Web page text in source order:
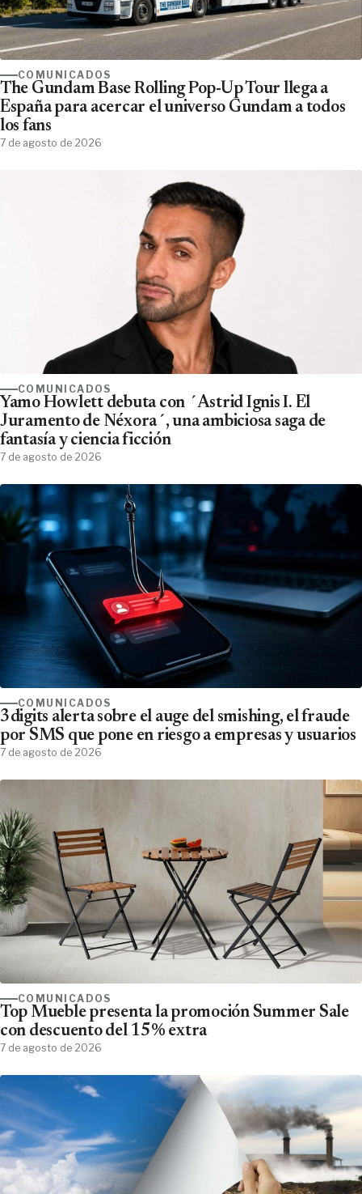
COMUNICADOS
The Gundam Base Rolling Pop-Up Tour llega a
España para acercar el universo Gundam a todos
los fans
7 de agosto de 2026
COMUNICADOS
Yamo Howlett debuta con ´Astrid Ignis I. El
Juramento de Néxora´, una ambiciosa saga de
fantasía y ciencia ficción
7 de agosto de 2026
COMUNICADOS
3digits alerta sobre el auge del smishing, el fraude
por SMS que pone en riesgo a empresas y usuarios
7 de agosto de 2026
COMUNICADOS
Top Mueble presenta la promoción Summer Sale
con descuento del 15% extra
7 de agosto de 2026